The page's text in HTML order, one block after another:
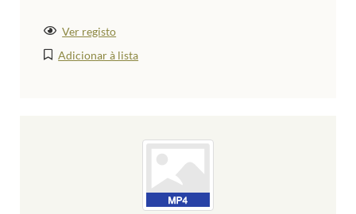
Ver registo
Adicionar à lista